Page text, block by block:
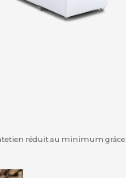
réduit au minimum